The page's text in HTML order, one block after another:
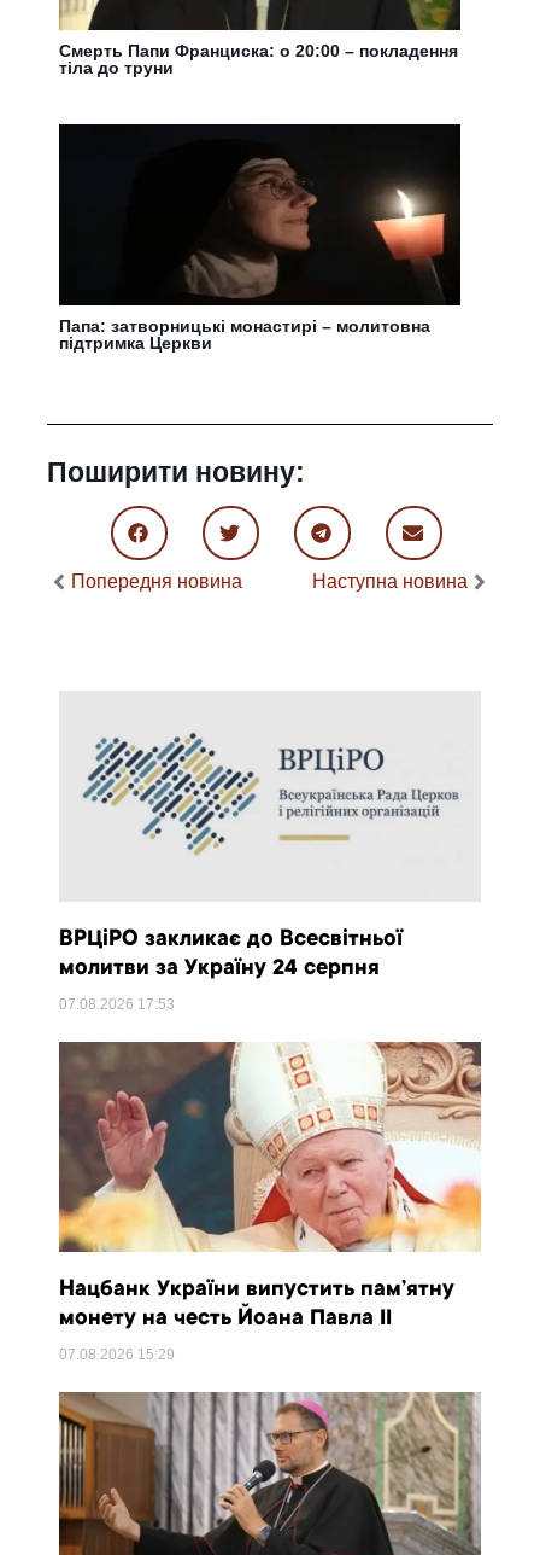
Смерть Папи Франциска: о 20:00 – покладення
тіла до труни
Папа: затворницькі монастирі – молитовна
підтримка Церкви
Поширити новину:
Попередня новина Наступна новина
ВРЦіРО закликає до Всесвітньої
молитви за Україну 24 серпня
07.08.2026 17:53
Нацбанк України випустить пам’ятну
монету на честь Йоана Павла II
07.08.2026 15:29